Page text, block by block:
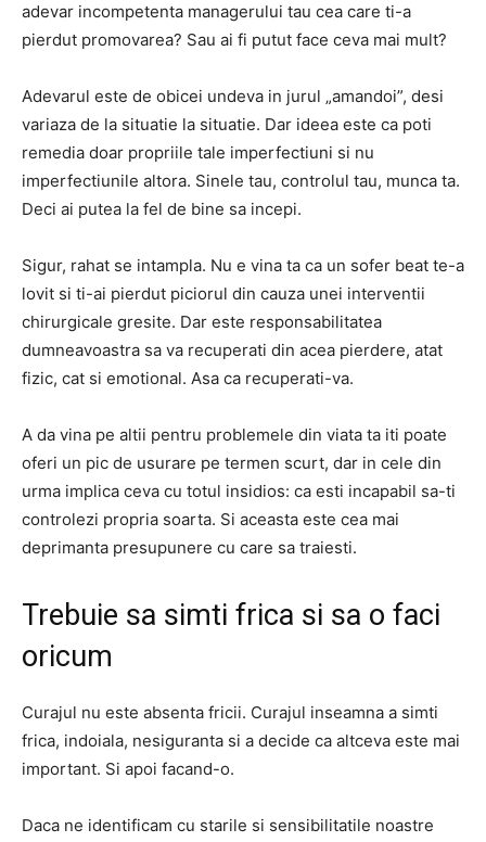
adevar incompetenta managerului tau cea care ti-a
pierdut promovarea? Sau ai fi putut face ceva mai mult?
Adevarul este de obicei undeva in jurul „amandoi”, desi
variaza de la situatie la situatie. Dar ideea este ca poti
remedia doar propriile tale imperfectiuni si nu
imperfectiunile altora. Sinele tau, controlul tau, munca ta.
Deci ai putea la fel de bine sa incepi.
Sigur, rahat se intampla. Nu e vina ta ca un sofer beat te-a
lovit si ti-ai pierdut piciorul din cauza unei interventii
chirurgicale gresite. Dar este responsabilitatea
dumneavoastra sa va recuperati din acea pierdere, atat
fizic, cat si emotional. Asa ca recuperati-va.
A da vina pe altii pentru problemele din viata ta iti poate
oferi un pic de usurare pe termen scurt, dar in cele din
urma implica ceva cu totul insidios: ca esti incapabil sa-ti
controlezi propria soarta. Si aceasta este cea mai
deprimanta presupunere cu care sa traiesti.
Trebuie sa simti frica si sa o faci
oricum
Curajul nu este absenta fricii. Curajul inseamna a simti
frica, indoiala, nesiguranta si a decide ca altceva este mai
important. Si apoi facand-o.
Daca ne identificam cu starile si sensibilitatile noastre